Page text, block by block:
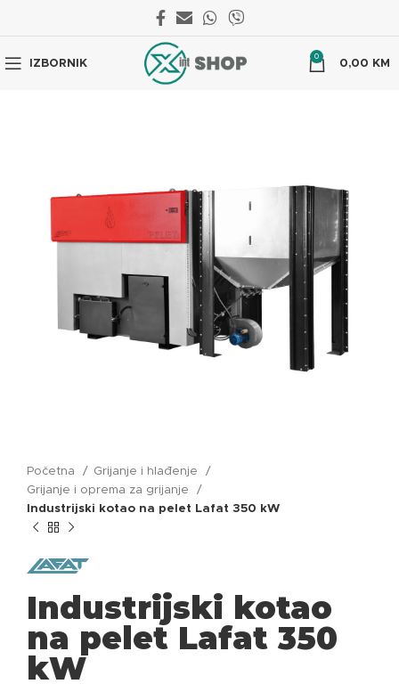
IZBORNIK
0
0,00 KM
Početna
Grijanje i hlađenje
Grijanje i oprema za grijanje
Industrijski kotao na pelet Lafat 350 kW
Industrijski kotao
na pelet Lafat 350
kW